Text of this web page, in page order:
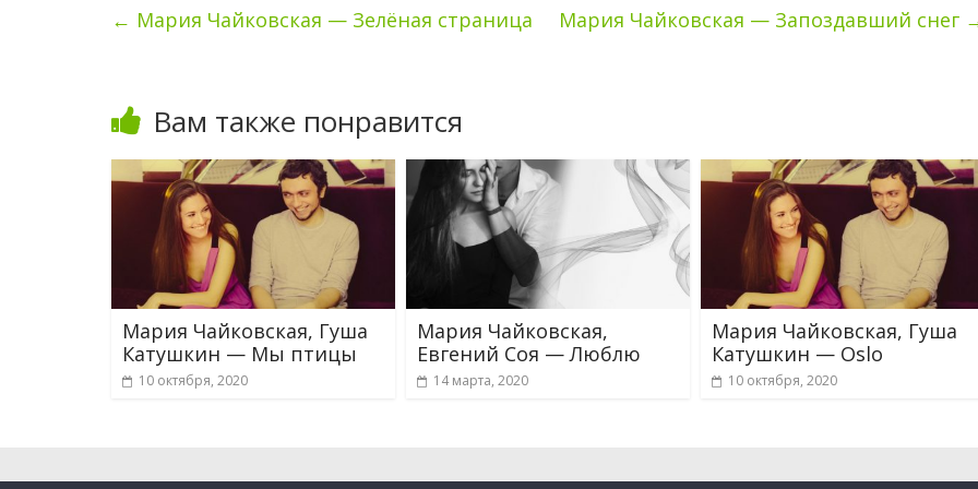
← Мария Чайковская — Зелёная страница Мария Чайковская — Запоздавший снег
Вам также понравится
Мария Чайковская, Гуша
Катушкин — Мы птицы
10 октября, 2020
Мария Чайковская,
Евгений Соя — Люблю
14 марта, 2020
Мария Чайковская, Гуша
Катушкин — Oslo
10 октября, 2020